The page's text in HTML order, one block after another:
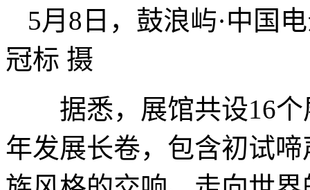
5月8日，鼓浪屿·中国
冠标 摄
据悉，展馆共设16个
年发展长卷，包含初试